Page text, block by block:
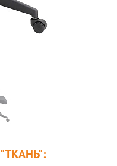
"ТКАНЬ":